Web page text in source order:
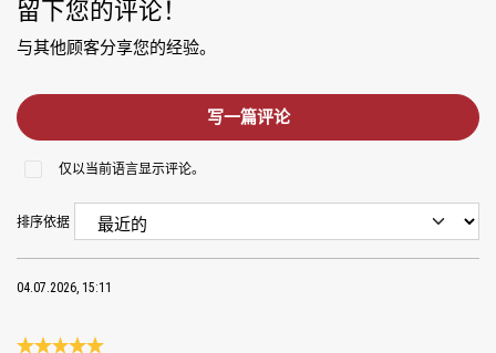
留下您的评论！
与其他顾客分享您的经验。
写一篇评论
仅以当前语言显示评论。
排序依据
04.07.2026, 15:11